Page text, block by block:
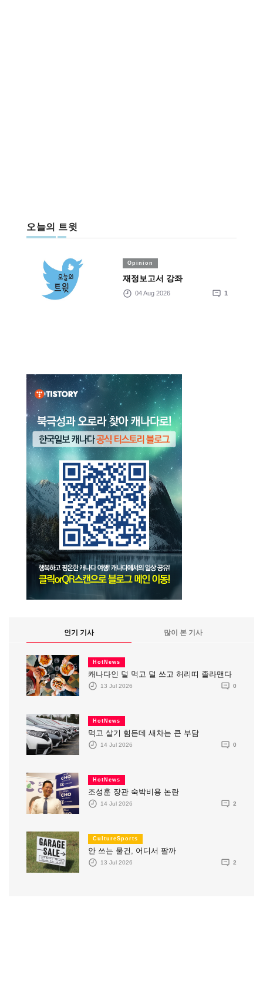
오늘의 트윗
Opinion
재정보고서 강좌
04 Aug 2026 1
인기 기사 많이 본 기사
HotNews
캐나다인 덜 먹고 덜 쓰고 허리띠 졸라맨다
13 Jul 2026 0
HotNews
먹고 살기 힘든데 새차는 큰 부담
14 Jul 2026 0
HotNews
조성훈 장관 숙박비용 논란
14 Jul 2026 2
CultureSports
안 쓰는 물건, 어디서 팔까
13 Jul 2026 2